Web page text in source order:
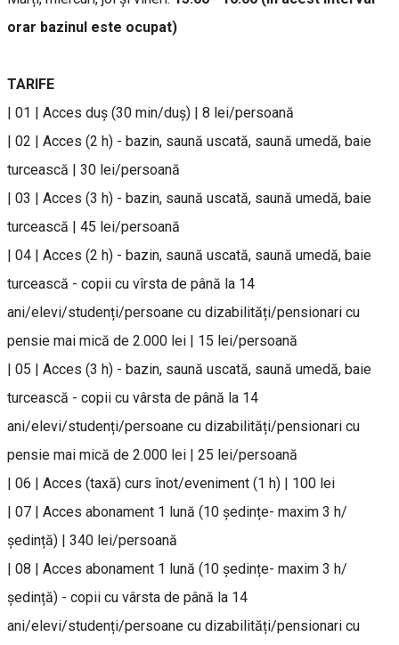
orar bazinul este ocupat)
TARIFE
| 01 | Acces duș (30 min/duș) | 8 lei/persoană
| 02 | Acces (2 h) - bazin, saună uscată, saună umedă, baie
turcească | 30 lei/persoană
| 03 | Acces (3 h) - bazin, saună uscată, saună umedă, baie
turcească | 45 lei/persoană
| 04 | Acces (2 h) - bazin, saună uscată, saună umedă, baie
turcească - copii cu vîrsta de până la 14
ani/elevi/studenți/persoane cu dizabilități/pensionari cu
pensie mai mică de 2.000 lei | 15 lei/persoană
| 05 | Acces (3 h) - bazin, saună uscată, saună umedă, baie
turcească - copii cu vârsta de până la 14
ani/elevi/studenți/persoane cu dizabilități/pensionari cu
pensie mai mică de 2.000 lei | 25 lei/persoană
| 06 | Acces (taxă) curs înot/eveniment (1 h) | 100 lei
| 07 | Acces abonament 1 lună (10 ședințe- maxim 3 h/
ședință) | 340 lei/persoană
| 08 | Acces abonament 1 lună (10 ședințe- maxim 3 h/
ședință) - copii cu vârsta de până la 14
ani/elevi/studenți/persoane cu dizabilități/pensionari cu